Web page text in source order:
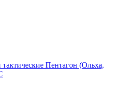
Пентагон (Ольха,